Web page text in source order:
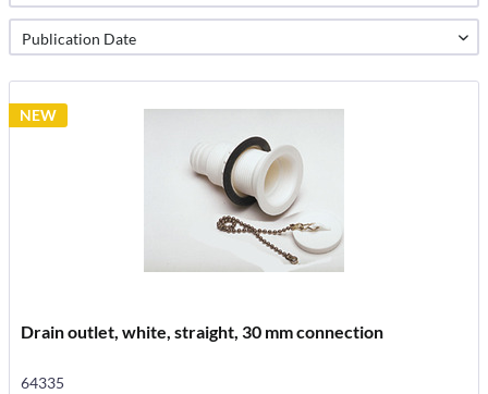
NEW
Drain outlet, white, straight, 30 mm connection
64335